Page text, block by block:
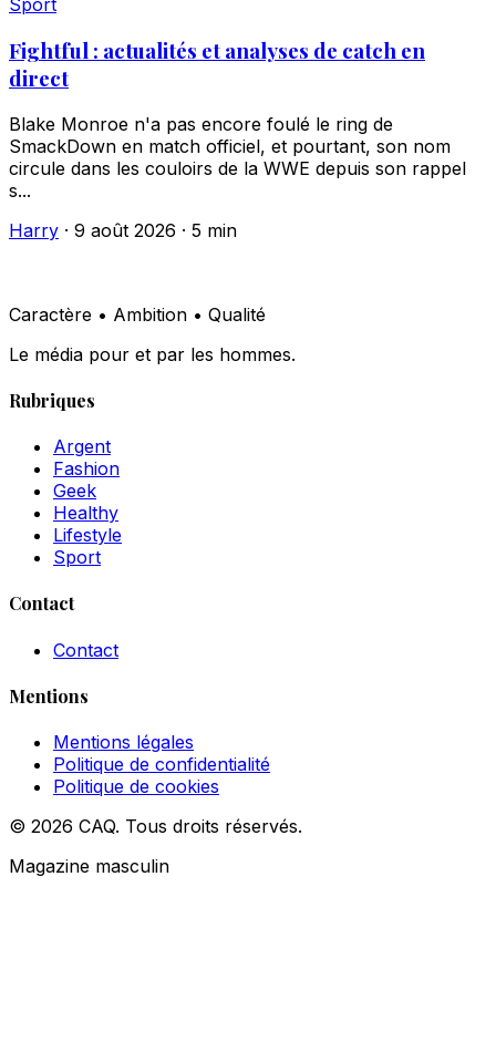
Sport
Fightful : actualités et analyses de catch en
direct
Blake Monroe n'a pas encore foulé le ring de
SmackDown en match officiel, et pourtant, son nom
circule dans les couloirs de la WWE depuis son rappel
s...
Harry · 9 août 2026 · 5 min
Caractère • Ambition • Qualité
Le média pour et par les hommes.
Rubriques
Argent
Fashion
Geek
Healthy
Lifestyle
Sport
Contact
Contact
Mentions
Mentions légales
Politique de confidentialité
Politique de cookies
© 2026 CAQ. Tous droits réservés.
Magazine masculin